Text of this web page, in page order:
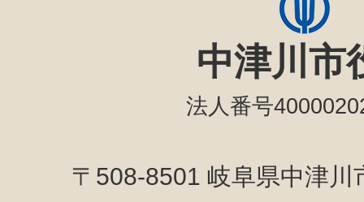
中津川市
法人番号
〒508-8501 岐阜県中津